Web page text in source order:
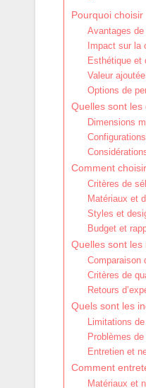
Pourquoi
Avantages de
Impact sur
Esthétique et
Valeur
Options de
Quelles sont
Dimensions
Comment
Critères de
Matériaux et
Styles et
Budget et
Quelles sont
Comparaison
Critères de
Retours
Quels sont les
Limitations
Problèmes
Entretien et
Comment
Matériaux et